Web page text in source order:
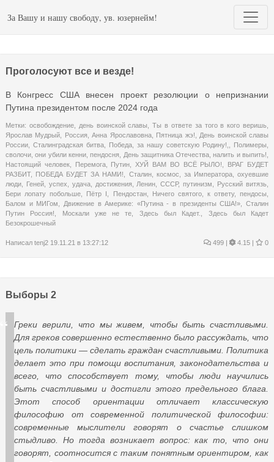
За Вашу и нашу свободу, ув. юзернейм!
Проголосуют все и везде!
В Конгресс США внесен проект резолюции о непризнании
Путина президентом после 2024 года
Метки: освобождение, день воинской славы ,Ты в ответе за того в кого веришь
Ярослав Мудрый
Россия ,Анна Ярославовна, Пятница жэ!
День воинской славы
России
Сталинградская битва Победа за нашу советскую Родину!, Полимеры
сволочи ,они убили кенни,пендосня День защитника Отечества ,налить и выпить!
Настоящий человек, Перемога, Путин ХУЙ ВАМ ВО ВСЁ РЫЛО!
ВРАГ БУДЕТ
РАЗБИТ, ПОБЕДА БУДЕТ ЗА НАМИ! Сталин, космос за Императора,охуевшие
люди
Геней, успех удача, достижения Ленин ,СССР,путинизм Русский витязь
Бери лопату побольше
Пётр I Пендостан, Ничего святого, к ответу,пендосы
Балом и МИГом
Движение в Америке: «Путина - в президенты США!» ,Сталин
Путин Россия!
Москали уже не те Здесь был Кадет.
Здесь был Кадет
Безокрошечный
Написал tenj2 19.11.21 в 13:27:12 499 | 4.15 | 0
Выборы 2
Греки верили, что мы живем, чтобы быть счастливыми.
Для греков совершенно естественно было рассуждать, что
цель политики — сделать граждан счастливыми. Политика
делает это при помощи воспитания, законодательства и
всего, что способствует тому, чтобы люди научились
быть счастливыми и достигли этого предельного блага.
Этот способ ориентации отличает классическую
философию от современной политической философии:
современные мыслители говорят о счастье слишком
стыдливо. Но тогда возникает вопрос: как то, что они
говорят, соотносится с таким понятным ориентиром, как